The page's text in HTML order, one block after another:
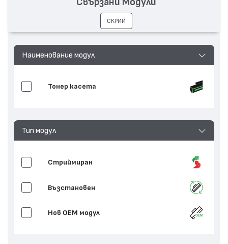
Съвместими устройства: InfoPrint 1570, InfoPrint 1572
Наименование модул
Тонер касета
Тип модул
Стриймиран
Възстановен
Нов ОЕМ модул
СКРИЙ